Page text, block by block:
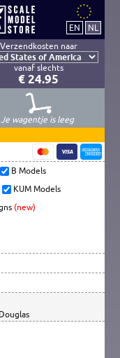
Verzendkosten naar
vanaf slechts
€ 24.95
Je wagentje is leeg
B Models
KUM Models
(new)